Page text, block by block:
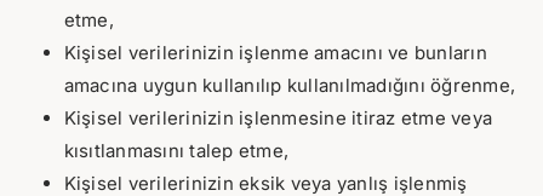
etme,
Kişisel verilerinizin işlenme amacını ve bunların
amacına uygun kullanılıp kullanılmadığını öğrenme,
Kişisel verilerinizin işlenmesine itiraz etme veya
kısıtlanmasını talep etme,
Kişisel verilerinizin eksik veya yanlış işlenmiş